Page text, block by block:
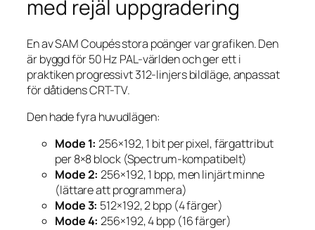
med rejäl uppgradering
En av SAM Coupés stora poänger var grafiken. Den
är byggd för 50 Hz PAL-världen och ger ett i
praktiken progressivt 312-linjers bildläge, anpassat
för dåtidens CRT-TV.
Den hade fyra huvudlägen:
Mode 1: 256×192, 1 bit per pixel, färgattribut
per 8×8 block (Spectrum-kompatibelt)
Mode 2: 256×192, 1 bpp, men linjärt minne
(lättare att programmera)
Mode 3: 512×192, 2 bpp (4 färger)
Mode 4: 256×192, 4 bpp (16 färger)